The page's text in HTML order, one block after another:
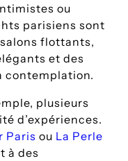
ou
parisiens sont
flottants,
et des
contemplation.
plusieurs
d’expériences.
Paris ou La Perle
à des